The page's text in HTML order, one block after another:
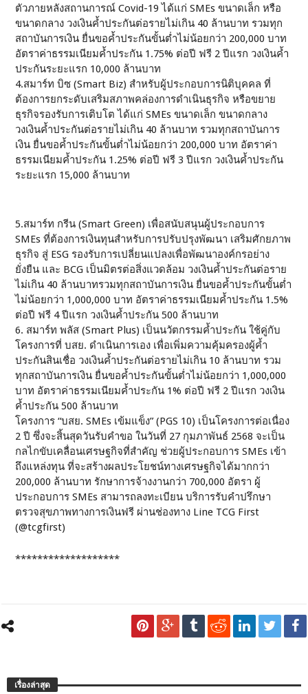
ตัวภายหลังสถานการณ์ Covid-19 ได้แก่ SMEs ขนาดเล็ก หรือ
ขนาดกลาง วงเงินค้ำประกันต่อรายไม่เกิน 40 ล้านบาท รวมทุก
สถาบันการเงิน ยื่นขอค้ำประกันขั้นต่ำไม่น้อยกว่า 200,000 บาท
อัตราค่าธรรมเนียมค้ำประกัน 1.75% ต่อปี ฟรี 2 ปีแรก วงเงินค้ำ
ประกันระยะแรก 10,000 ล้านบาท
4.สมาร์ท บิซ (Smart Biz) สำหรับผู้ประกอบการนิติบุคคล ที่
ต้องการยกระดับเสริมสภาพคล่องการดำเนินธุรกิจ หรือขยาย
ธุรกิจรองรับการเติบโต ได้แก่ SMEs ขนาดเล็ก ขนาดกลาง
วงเงินค้ำประกันต่อรายไม่เกิน 40 ล้านบาท รวมทุกสถาบันการ
เงิน ยื่นขอค้ำประกันขั้นต่ำไม่น้อยกว่า 200,000 บาท อัตราค่า
ธรรมเนียมค้ำประกัน 1.25% ต่อปี ฟรี 3 ปีแรก วงเงินค้ำประกัน
ระยะแรก 15,000 ล้านบาท
5.สมาร์ท กรีน (Smart Green) เพื่อสนับสนุนผู้ประกอบการ
SMEs ที่ต้องการเงินทุนสำหรับการปรับปรุงพัฒนา เสริมศักยภาพ
ธุรกิจ สู่ ESG รองรับการเปลี่ยนแปลงเพื่อพัฒนาองค์กรอย่าง
ยั่งยืน และ BCG เป็นมิตรต่อสิ่งแวดล้อม วงเงินค้ำประกันต่อราย
ไม่เกิน 40 ล้านบาทรวมทุกสถาบันการเงิน ยื่นขอค้ำประกันขั้นต่ำ
ไม่น้อยกว่า 1,000,000 บาท อัตราค่าธรรมเนียมค้ำประกัน 1.5%
ต่อปี ฟรี 4 ปีแรก วงเงินค้ำประกัน 500 ล้านบาท
6. สมาร์ท พลัส (Smart Plus) เป็นนวัตกรรมค้ำประกัน ใช้คู่กับ
โครงการที่ บสย. ดำเนินการเอง เพื่อเพิ่มความคุ้มครองผู้ค้ำ
ประกันสินเชื่อ วงเงินค้ำประกันต่อรายไม่เกิน 10 ล้านบาท รวม
ทุกสถาบันการเงิน ยื่นขอค้ำประกันขั้นต่ำไม่น้อยกว่า 1,000,000
บาท อัตราค่าธรรมเนียมค้ำประกัน 1% ต่อปี ฟรี 2 ปีแรก วงเงิน
ค้ำประกัน 500 ล้านบาท
โครงการ “บสย. SMEs เข้มแข็ง” (PGS 10) เป็นโครงการต่อเนื่อง
2 ปี ซึ่งจะสิ้นสุดวันรับคำขอ ในวันที่ 27 กุมภาพันธ์ 2568 จะเป็น
กลไกขับเคลื่อนเศรษฐกิจที่สำคัญ ช่วยผู้ประกอบการ SMEs เข้า
ถึงแหล่งทุน ที่จะสร้างผลประโยชน์ทางเศรษฐกิจได้มากกว่า
200,000 ล้านบาท รักษาการจ้างงานกว่า 700,000 อัตรา ผู้
ประกอบการ SMEs สามารถลงทะเบียน บริการรับคำปรึกษา
ตรวจสุขภาพทางการเงินฟรี ผ่านช่องทาง Line TCG First
(@tcgfirst)
*******************
เรื่องล่าสุด